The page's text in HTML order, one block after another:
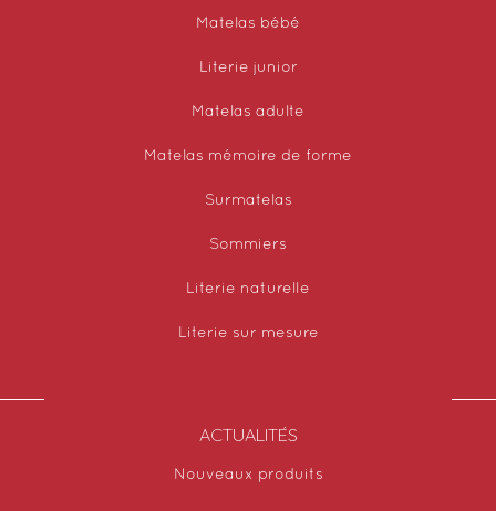
Matelas bébé
Literie junior
Matelas adulte
Matelas mémoire de forme
Surmatelas
Sommiers
Literie naturelle
Literie sur mesure
ACTUALITÉS
Nouveaux produits